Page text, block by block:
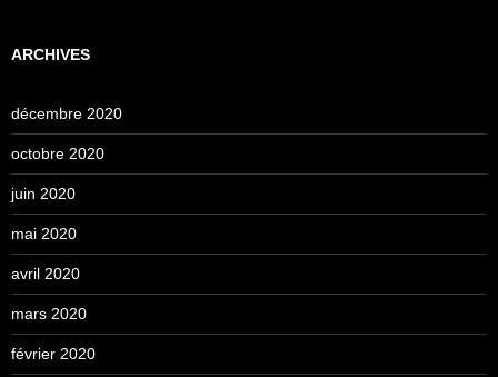
ARCHIVES
décembre 2020
octobre 2020
juin 2020
mai 2020
avril 2020
mars 2020
février 2020